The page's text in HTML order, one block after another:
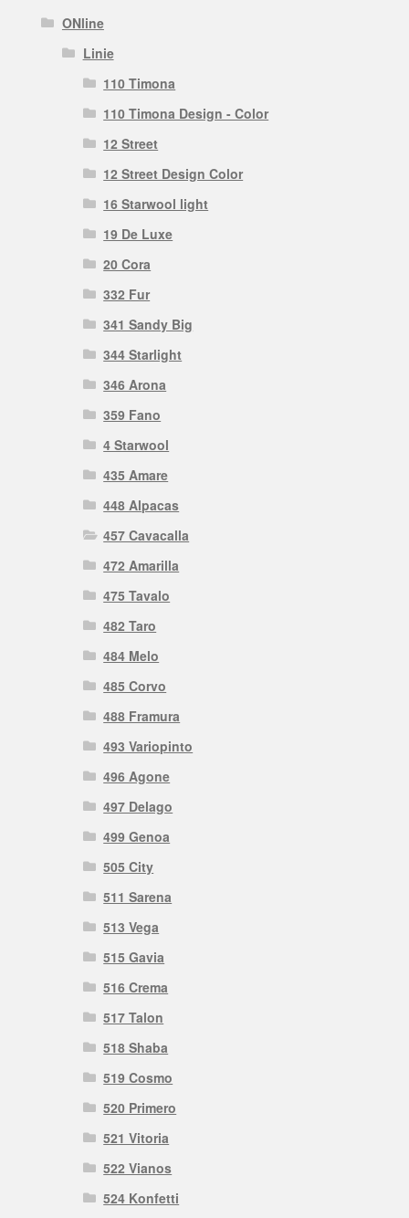
ONline
Linie
110 Timona
110 Timona Design - Color
12 Street
12 Street Design Color
16 Starwool light
19 De Luxe
20 Cora
332 Fur
341 Sandy Big
344 Starlight
346 Arona
359 Fano
4 Starwool
435 Amare
448 Alpacas
457 Cavacalla
472 Amarilla
475 Tavalo
482 Taro
484 Melo
485 Corvo
488 Framura
493 Variopinto
496 Agone
497 Delago
499 Genoa
505 City
511 Sarena
513 Vega
515 Gavia
516 Crema
517 Talon
518 Shaba
519 Cosmo
520 Primero
521 Vitoria
522 Vianos
524 Konfetti